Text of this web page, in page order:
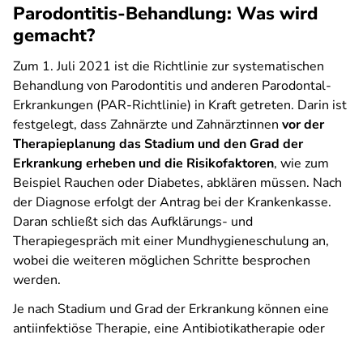
Parodontitis-Behandlung: Was wird
gemacht?
Zum 1. Juli 2021 ist die Richtlinie zur systematischen
Behandlung von Parodontitis und anderen Parodontal-
Erkrankungen (PAR-Richtlinie) in Kraft getreten. Darin ist
festgelegt, dass Zahnärzte und Zahnärztinnen vor der
Therapieplanung das Stadium und den Grad der
Erkrankung erheben und die Risikofaktoren, wie zum
Beispiel Rauchen oder Diabetes, abklären müssen. Nach
der Diagnose erfolgt der Antrag bei der Krankenkasse.
Daran schließt sich das Aufklärungs- und
Therapiegespräch mit einer Mundhygieneschulung an,
wobei die weiteren möglichen Schritte besprochen
werden.
Je nach Stadium und Grad der Erkrankung können eine
antiinfektiöse Therapie, eine Antibiotikatherapie oder